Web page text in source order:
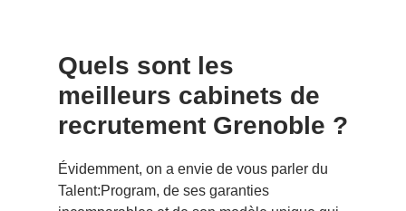
Quels sont les
meilleurs cabinets de
recrutement Grenoble ?
Évidemment, on a envie de vous parler du
Talent:Program, de ses garanties